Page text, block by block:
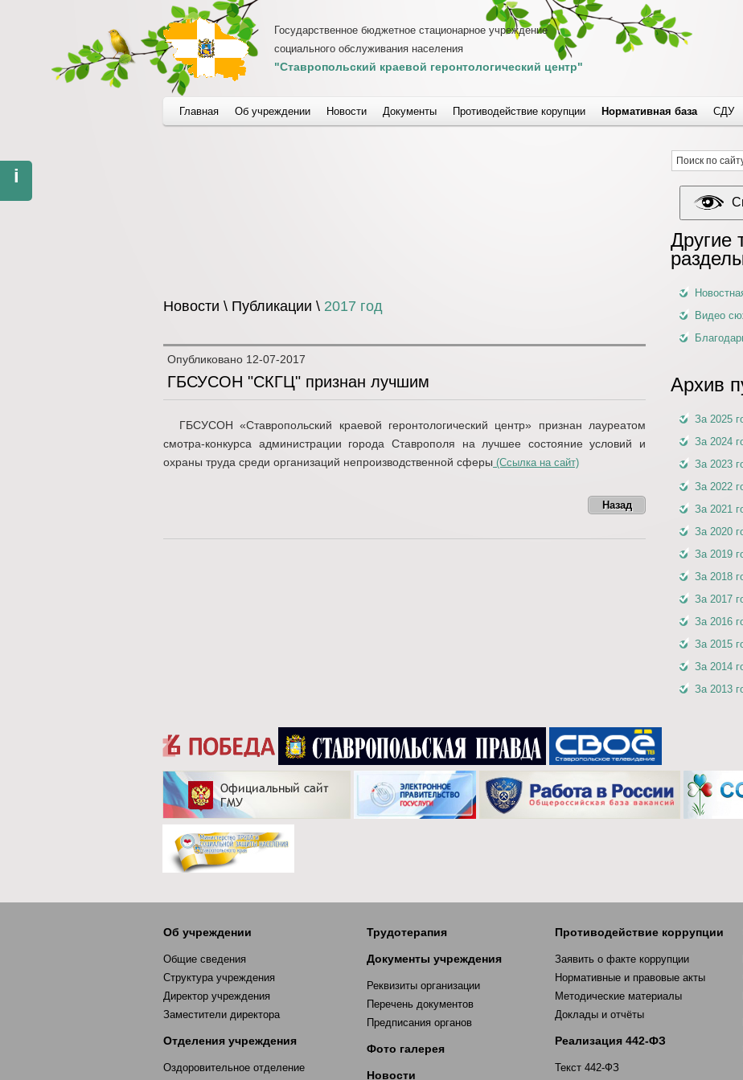
Государственное бюджетное стационарное учреждение
социального обслуживания населения
"Ставропольский краевой геронтологический центр"
i
Главная Об учреждении Новости Документы Противодействие корупции Нормативная база СДУ
Новости \ Публикации \ 2017 год
Опубликовано 12-07-2017
ГБСУСОН "СКГЦ" признан лучшим
ГБСУСОН «Ставропольский краевой геронтологический центр» признан лауреатом
смотра-конкурса администрации города Ставрополя на лучшее состояние условий и
охраны труда среди организаций непроизводственной сферы (Ссылка на сайт)
Назад
Другие
Видео
Архив
За 2025
За 2024
За 2023
За 2022
За 2021
За 2020
За 2019
За 2018
За 2017
За 2016
За 2015
За 2014
За 2013
Об учреждении
Общие сведения
Структура учреждения
Директор учреждения
Заместители директора
Отделения учреждения
Оздоровительное отделение
Трудотерапия
Документы учреждения
Реквизиты организации
Перечень документов
Предписания органов
Фото галерея
Новости
Противодействие коррупции
Заявить о факте коррупции
Нормативные и правовые акты
Методические материалы
Доклады и отчёты
Реализация 442-ФЗ
Текст 442-ФЗ